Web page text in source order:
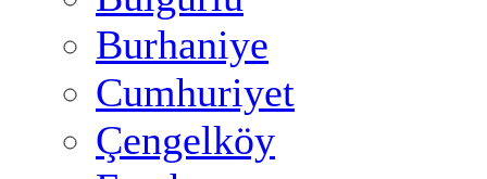
Burhaniye
Cumhuriyet
Çengelköy